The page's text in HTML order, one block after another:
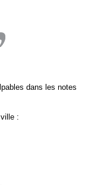
dans les notes
: